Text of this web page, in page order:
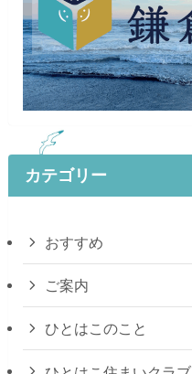
カテゴリー
おすすめ
ご案内
ひとはこのこと